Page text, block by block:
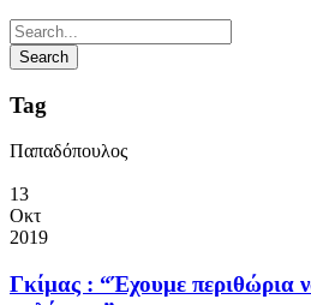
Tag
Παπαδόπουλος
13
Οκτ
2019
Γκίμας : “Έχουμε περιθώρια